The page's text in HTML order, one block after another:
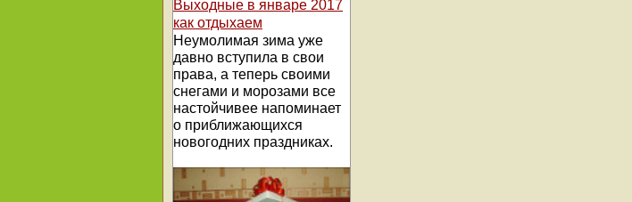
Выходные в январе 2017
как отдыхаем
Неумолимая зима уже
давно вступила в свои
права, а теперь своими
снегами и морозами все
настойчивее напоминает
о приближающихся
новогодних праздниках.